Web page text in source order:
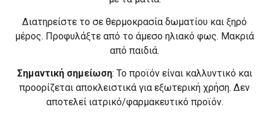
Διατηρείστε το σε θερμοκρασία δωματίου και ξηρό
μέρος. Προφυλάξτε από το άμεσο ηλιακό φως. Μακριά
από παιδιά.
Σημαντική σημείωση: Το προϊόν είναι καλλυντικό και
προορίζεται αποκλειστικά για εξωτερική χρήση. Δεν
αποτελεί ιατρικό/φαρμακευτικό προϊόν.